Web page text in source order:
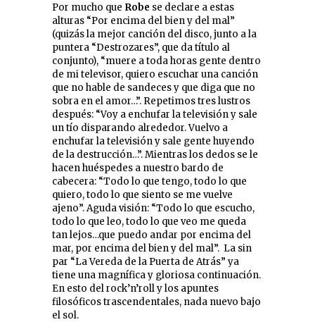
Por mucho que Robe se declare a estas
alturas “Por encima del bien y del mal”
(quizás la mejor canción del disco, junto a la
puntera “Destrozares”, que da título al
conjunto), “muere a toda horas gente dentro
de mi televisor, quiero escuchar una canción
que no hable de sandeces y que diga que no
sobra en el amor…”. Repetimos tres lustros
después: “Voy a enchufar la televisión y sale
un tío disparando alrededor. Vuelvo a
enchufar la televisión y sale gente huyendo
de la destrucción…”. Mientras los dedos se le
hacen huéspedes a nuestro bardo de
cabecera: “Todo lo que tengo, todo lo que
quiero, todo lo que siento se me vuelve
ajeno”. Aguda visión: “Todo lo que escucho,
todo lo que leo, todo lo que veo me queda
tan lejos…que puedo andar por encima del
mar, por encima del bien y del mal”. La sin
par “La Vereda de la Puerta de Atrás” ya
tiene una magnífica y gloriosa continuación.
En esto del rock’n’roll y los apuntes
filosóficos trascendentales, nada nuevo bajo
el sol.